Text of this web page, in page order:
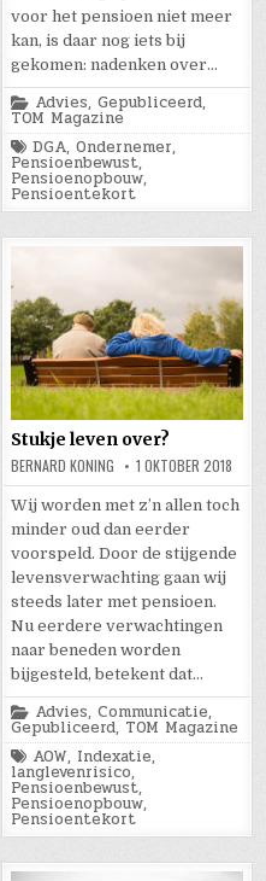
voor het pensioen niet meer
kan, is daar nog iets bij
gekomen: nadenken over…
Posted
in
Advies,Gepubliceerd,
TOM Magazine
Tagged
DGA,Ondernemer,
Pensioenbewust,
Pensioenopbouw,
Pensioentekort
Stukje leven over?
BERNARD KONING 1 OKTOBER 2018
Wij worden met z’n allen toch
minder oud dan eerder
voorspeld. Door de stijgende
levensverwachting gaan wij
steeds later met pensioen.
Nu eerdere verwachtingen
naar beneden worden
bijgesteld, betekent dat…
Posted
in
Advies,Communicatie,
Gepubliceerd, TOM Magazine
Tagged
AOW, Indexatie,
langlevenrisico,
Pensioenbewust,
Pensioenopbouw,
Pensioentekort